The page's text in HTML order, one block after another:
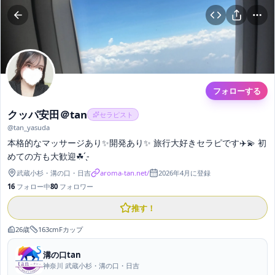
フォローする
クッパ安田＠tan
セラピスト
@tan_yasuda
本格的なマッサージあり✨開発あり✨ 旅行大好きセラピです✈️💫 初
めての方も大歓迎‬☘ ̖́-
武蔵小杉・溝の口・日吉 aroma-tan.net/ 2026年4月 に登録
16 フォロー中80 フォロワー
推す！
26歳 163cmFカップ
溝の口tan
神奈川 武蔵小杉・溝の口・日吉